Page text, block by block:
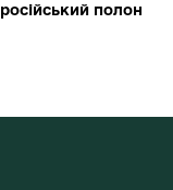
полон